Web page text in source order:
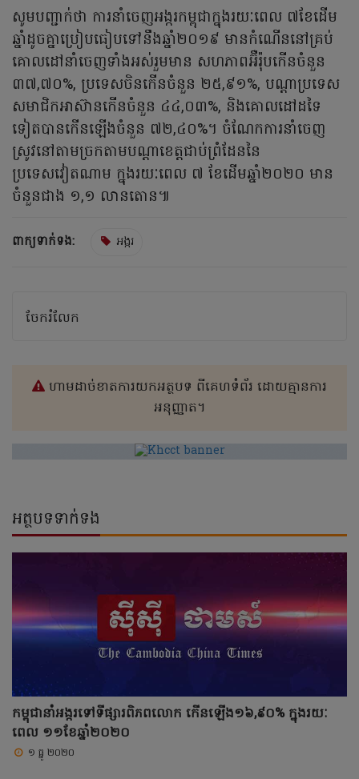
សូមបញ្ជាក់ថា ការនាំចេញអង្ករកម្ពុជាក្នុងរយៈពេល ៧ខែដើម
ឆ្នាំដូចគ្នាប្រៀបធៀបទៅនឹងឆ្នាំ២០១៩ មានកំណើននៅគ្រប់
គោលដៅនាំចេញទាំងអស់រួមមាន សហភាពអ៊ឺរ៉ុបកើនចំនួន
៣៧,៧០%, ប្រទេសចិនកើនចំនួន ២៥,៩១%, បណ្តាប្រទេស
សមាជិកអាស៊ានកើនចំនួន ៤៤,០៣%, និងគោលដៅដទៃ
ទៀតបានកើនឡើងចំនួន ៧២,៤០%។ ចំណែកការនាំចេញ
ស្រូវនៅតាមច្រកតាមបណ្តាខេត្តជាប់ព្រំដែននៃ
ប្រទេសវៀតណាម ក្នុងរយៈពេល ៧ ខែដើមឆ្នាំ២០២០ មាន
ចំនួនជាង ១,១ លានតោន៕
ពាក្យទាក់ទង: អង្ករ
ចែករំលែក
ហាមដាច់ខាតការយកអត្ថបទ ពីគេហទំព័រ ដោយគ្មានការ
អនុញ្ញាត។
អត្ថបទទាក់ទង
កម្ពុជានាំអង្ករទៅទីផ្សារពិភពលោក កើនឡើង១៦,៩០% ក្នុងរយៈ
ពេល ១១ខែឆ្នាំ២០២០
១ ធ្នូ ២០២០